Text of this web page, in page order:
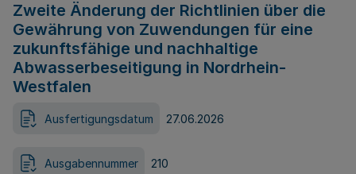
Zweite Änderung der Richtlinien über die
Gewährung von Zuwendungen für eine
zukunftsfähige und nachhaltige
Abwasserbeseitigung in Nordrhein-
Westfalen
Ausfertigungsdatum 27.06.2026
Ausgabennummer 210